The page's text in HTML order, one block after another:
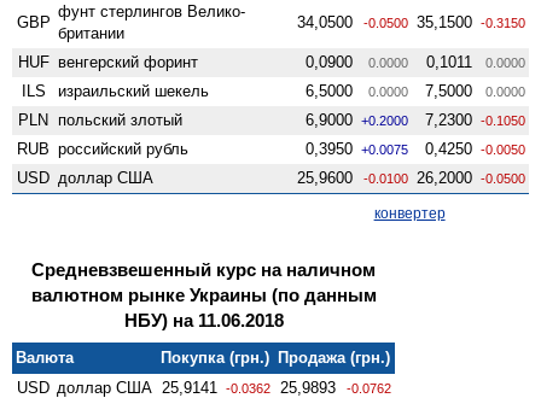
GBP
фунт стерлингов Велико­
британии
34,0500 -0.0500 35,1500 -0.3150
HUF венгерский форинт 0,0900 0.0000 0,1011 0.0000
ILS израильский шекель 6,5000 0.0000 7,5000 0.0000
PLN польский злотый 6,9000 +0.2000 7,2300 -0.1050
RUB российский рубль 0,3950 +0.0075 0,4250 -0.0050
USD доллар США 25,9600 -0.0100 26,2000 -0.0500
конвертер
Средневзвешенный курс на наличном
валютном рынке Украины (по данным
НБУ) на 11.06.2018
Валюта Покупка (грн.) Продажа (грн.)
USD доллар США 25,9141 -0.0362 25,9893 -0.0762